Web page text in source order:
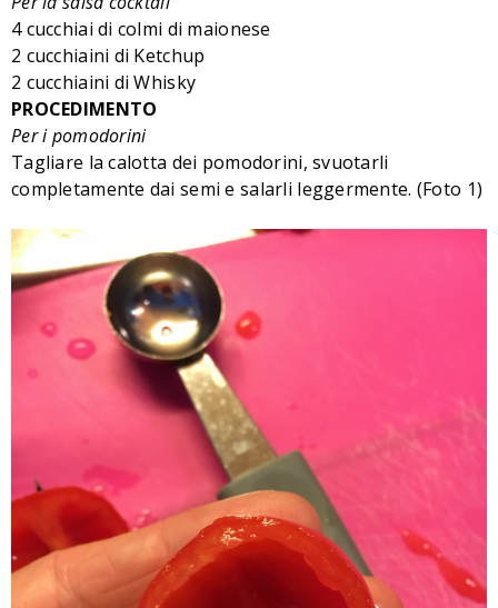
4 cucchiai di colmi di maionese
2 cucchiaini di Ketchup
2 cucchiaini di Whisky
PROCEDIMENTO
Per i pomodorini
Tagliare la calotta dei pomodorini, svuotarli
completamente dai semi e salarli leggermente. (Foto 1)